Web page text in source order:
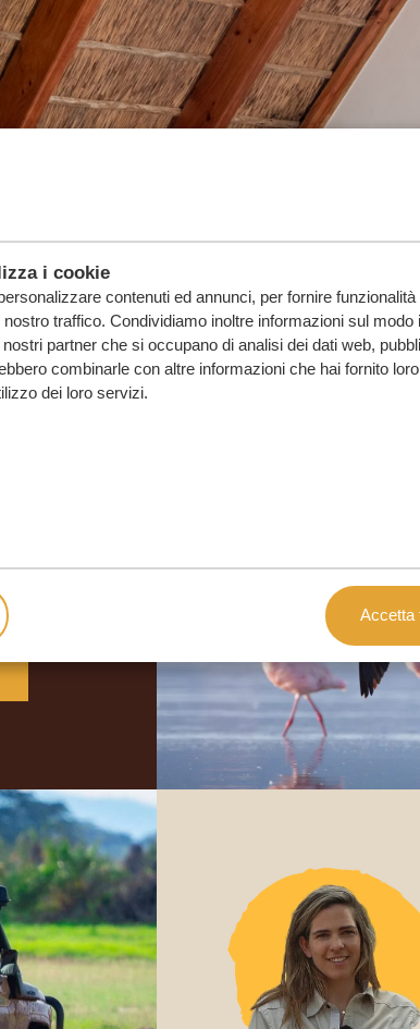
i cookie
contenuti ed annunci, per fornire funzionalità
traffico. Condividiamo inoltre informazioni sul modo
partner che si occupano di analisi dei dati web,
combinarle con altre informazioni che hai fornito
dei loro servizi.
Accetta